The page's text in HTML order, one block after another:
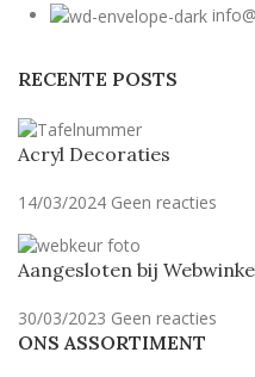
RECENTE POSTS
Acryl Decoraties
14/03/2024 Geen reacties
Aangesloten bij
30/03/2023 Geen reacties
ONS ASSORTIMENT